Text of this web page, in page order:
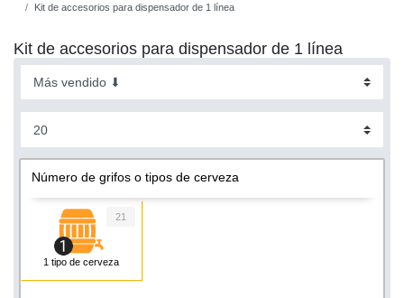
Kit de accesorios para dispensador de 1 línea
Kit de accesorios para dispensador de 1 línea
Número de grifos o tipos de cerveza
1 tipo de cerveza
21